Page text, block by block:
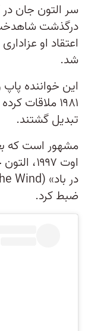
سر التون جان
درگذشت
اعتقاد او
شد.
این خواننده
۱۹۸۱ ملاقات
تبدیل گشتند.
اوت
ضبط کرد.